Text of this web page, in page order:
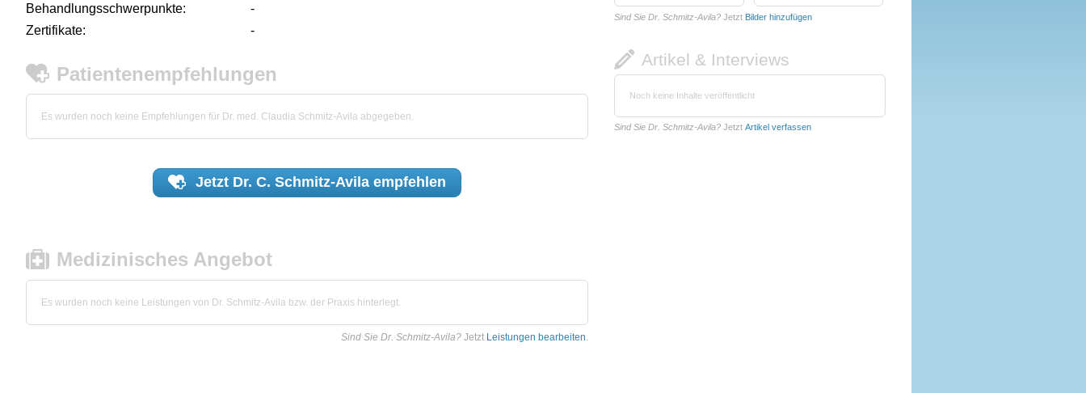
Behandlungsschwerpunkte:
-
Zertifikate:
-
Patientenempfehlungen
Es wurden noch keine Empfehlungen für Dr. med. Claudia Schmitz-Avila abgegeben.
Jetzt Dr. C. Schmitz-Avilaempfehlen
Medizinisches Angebot
Es wurden noch keine Leistungen von Dr. Schmitz-Avila bzw. der Praxis hinterlegt.
Sind Sie Dr. Schmitz-Avila? Jetzt Leistungen bearbeiten.
Sind Sie Dr. Schmitz-Avila? Jetzt Bilder hinzufügen
Artikel & Interviews
Noch keine Inhalte veröffentlicht
Sind Sie Dr. Schmitz-Avila? Jetzt Artikel verfassen